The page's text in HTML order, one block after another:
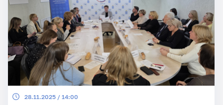
28.11.2025 / 14:00